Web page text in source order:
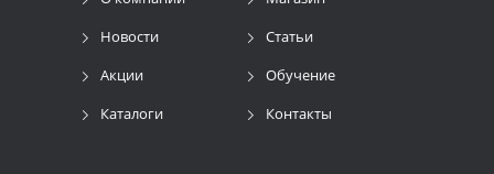
Новости
Статьи
Акции
Обучение
Каталоги
Контакты